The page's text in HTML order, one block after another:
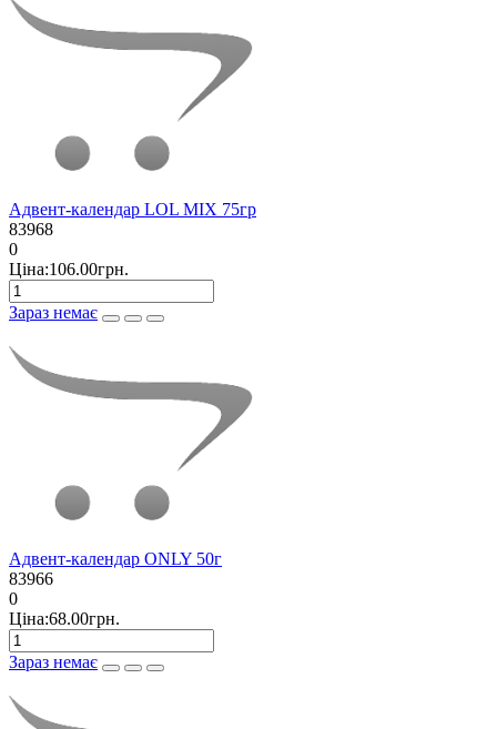
Адвент-календар LOL MIX 75гр
83968
0
Ціна:106.00грн.
Зараз немає
Адвент-календар ONLY 50г
83966
0
Ціна:68.00грн.
Зараз немає